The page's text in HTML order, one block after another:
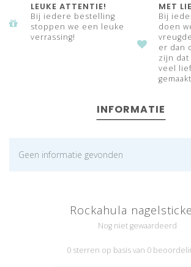
LEUKE ATTENTIE!
Bij iedere bestelling
stoppen we een leuke
verrassing!
MET
Bij
doen
er dan
zijn
veel
INFORMATIE
Geen informatie gevonden
Rockahula
Nog niet gewaardeerd
0 sterren op basis van 0